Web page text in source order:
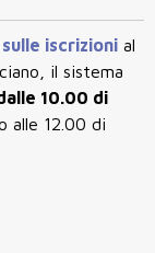
iscrizioni al
il sistema
10.00 di
alle 12.00 di